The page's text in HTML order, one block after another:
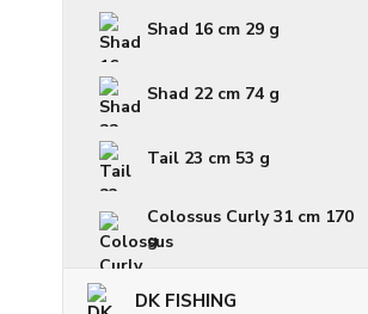
Shad 16 cm 29 g
Shad 22 cm 74 g
Tail 23 cm 53 g
Colossus Curly 31 cm 170
g
DK FISHING